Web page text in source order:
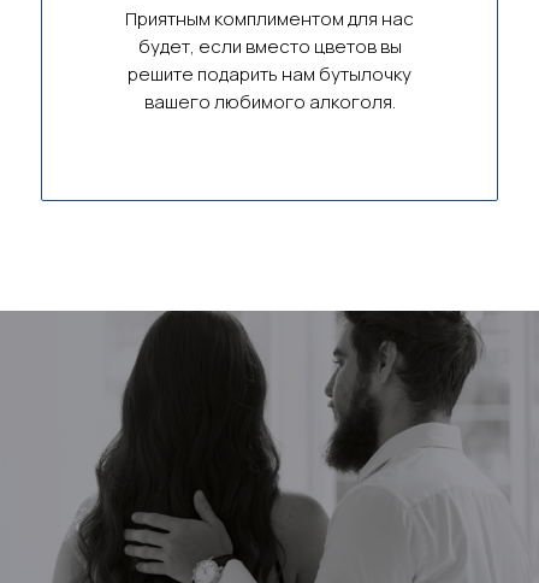
Приятным комплиментом для нас
будет, если вместо цветов вы
решите подарить нам бутылочку
вашего любимого алкоголя.